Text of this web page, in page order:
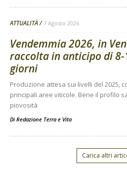
ATTUALITÀ 7 Agosto 2026
Vendemmia 2026, in
raccolta in anticipo di 8-
giorni
Produzione attesa sui livelli del 2025,
principali aree viticole. Bene il profilo
piovosità
Di Redazione Terra e Vita
Carica altri